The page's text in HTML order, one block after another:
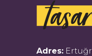
Adres: